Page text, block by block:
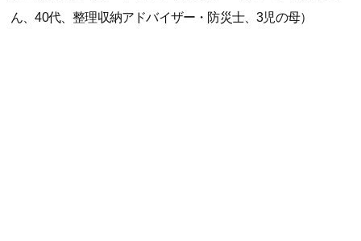
ん、40代、整理収納アドバイザー・防災士、3児の母）